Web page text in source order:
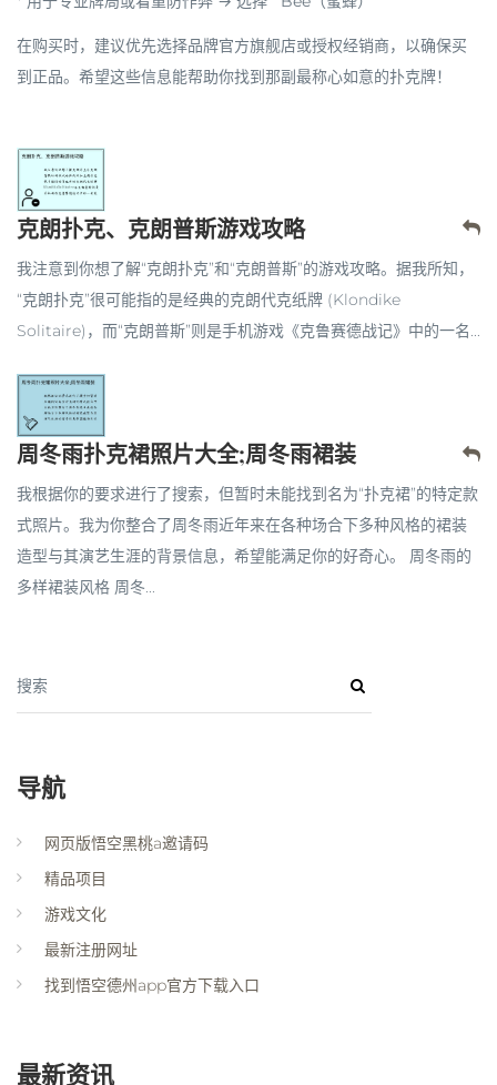
在购买时，建议优先选择品牌官方旗舰店或授权经销商，以确保买
到正品。希望这些信息能帮助你找到那副最称心如意的扑克牌！
克朗扑克、克朗普斯游戏攻略
我注意到你想了解“克朗扑克”和“克朗普斯”的游戏攻略。据我所知，
“克朗扑克”很可能指的是经典的克朗代克纸牌 (Klondike
Solitaire)，而“克朗普斯”则是手机游戏《克鲁赛德战记》中的一名...
周冬雨扑克裙照片大全;周冬雨裙装
我根据你的要求进行了搜索，但暂时未能找到名为“扑克裙”的特定款
式照片。我为你整合了周冬雨近年来在各种场合下多种风格的裙装
造型与其演艺生涯的背景信息，希望能满足你的好奇心。 周冬雨的
多样裙装风格 周冬...
搜索
导航
网页版悟空黑桃a邀请码
精品项目
游戏文化
最新注册网址
找到悟空德州app官方下载入口
最新资讯